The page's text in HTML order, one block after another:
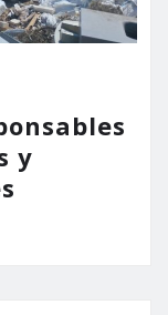
y